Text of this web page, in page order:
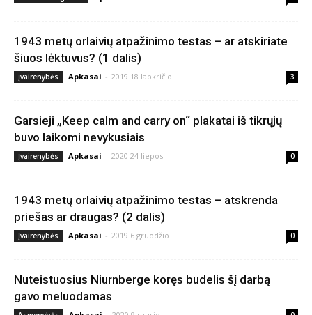
1943 metų orlaivių atpažinimo testas – ar atskiriate
šiuos lėktuvus? (1 dalis)
Įvairenybės Apkasai - 2019 18 lapkričio 3
Garsieji „Keep calm and carry on“ plakatai iš tikrųjų
buvo laikomi nevykusiais
Įvairenybės Apkasai - 2020 24 liepos 0
1943 metų orlaivių atpažinimo testas – atskrenda
priešas ar draugas? (2 dalis)
Įvairenybės Apkasai - 2019 6 gruodžio 0
Nuteistuosius Niurnberge koręs budelis šį darbą
gavo meluodamas